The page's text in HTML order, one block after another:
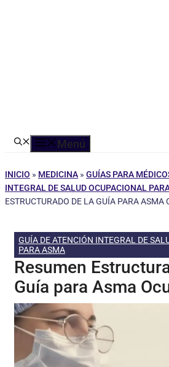
Menú
INICIO » MEDICINA » GUÍAS PARA
INTEGRAL DE SALUD OCUPACIONAL
ESTRUCTURADO DE LA GUÍA PARA ASMA
GUÍA DE ATENCIÓN INTEGRAL DE
PARA ASMA
Resumen
Guía para Asma